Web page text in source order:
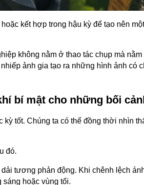
kết hợp trong hậu kỳ để tạo nên
không nằm ở thao tác chụp mà
ảnh gia tạo ra những hình ảnh có
bí mật cho những bối
tốt. Chúng ta có thể đồng thời nhìn
đó.
tương phản động. Khi chênh lệch
sáng hoặc vùng tối.